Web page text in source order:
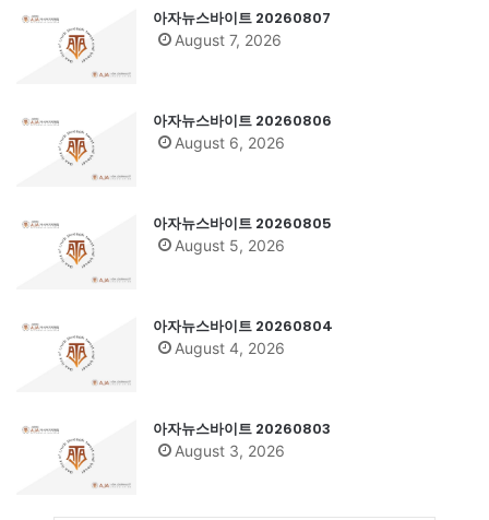
아자뉴스바이트 20260807
August 7, 2026
아자뉴스바이트 20260806
August 6, 2026
아자뉴스바이트 20260805
August 5, 2026
아자뉴스바이트 20260804
August 4, 2026
아자뉴스바이트 20260803
August 3, 2026